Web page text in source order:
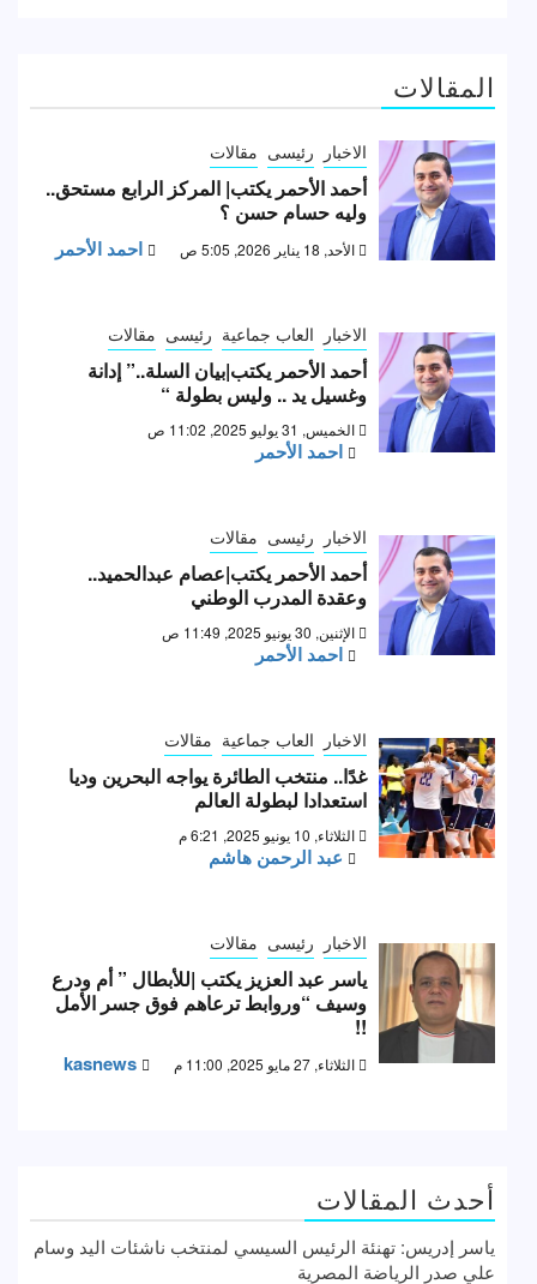
المقالات
الاخبار رئيسى مقالات
أحمد الأحمر يكتب| المركز الرابع مستحق..
وليه حسام حسن ؟
الأحد, 18 يناير 2026, 5:05 ص احمد الأحمر
الاخبار العاب جماعية رئيسى مقالات
أحمد الأحمر يكتب|بيان السلة..” إدانة
وغسيل يد .. وليس بطولة “
الخميس, 31 يوليو 2025, 11:02 ص
احمد الأحمر
الاخبار رئيسى مقالات
أحمد الأحمر يكتب|عصام عبدالحميد..
وعقدة المدرب الوطني
الإثنين, 30 يونيو 2025, 11:49 ص
احمد الأحمر
الاخبار العاب جماعية مقالات
غدًا.. منتخب الطائرة يواجه البحرين وديا
استعدادا لبطولة العالم
الثلاثاء, 10 يونيو 2025, 6:21 م
عبد الرحمن هاشم
الاخبار رئيسى مقالات
ياسر عبد العزيز يكتب |للأبطال ” أم ودرع
وسيف “وروابط ترعاهم فوق جسر الأمل
!!
الثلاثاء, 27 مايو 2025, 11:00 م kasnews
أحدث المقالات
ياسر إدريس: تهنئة الرئيس السيسي لمنتخب ناشئات اليد وسام
علي صدر الرياضة المصرية